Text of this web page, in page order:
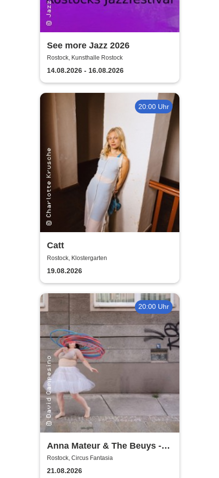
See more Jazz 2026
Rostock, Kunsthalle Rostock
14.08.2026 - 16.08.2026
20:00 Uhr
Catt
Rostock, Klostergarten
19.08.2026
20:00 Uhr
Anna Mateur & The Beuys -
Kaoshüter
Rostock, Circus Fantasia
21.08.2026